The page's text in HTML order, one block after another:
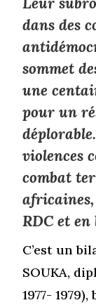
dans des
sommet
une
pour un
violences
combat
RDC et
C’est un
SOUKA,
1977-